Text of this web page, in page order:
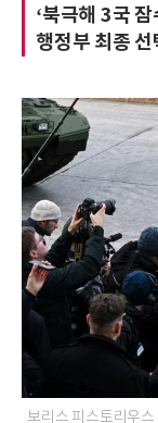
‘북극해 3국
행정부 최종
보리스 피스토리우